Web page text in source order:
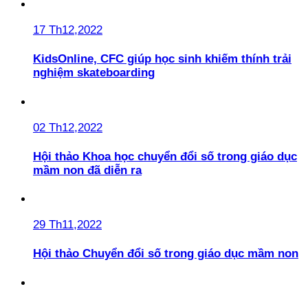
17 Th12,2022
KidsOnline, CFC giúp học sinh khiếm thính trải
nghiệm skateboarding
02 Th12,2022
Hội thảo Khoa học chuyển đổi số trong giáo dục
mầm non đã diễn ra
29 Th11,2022
Hội thảo Chuyển đổi số trong giáo dục mầm non